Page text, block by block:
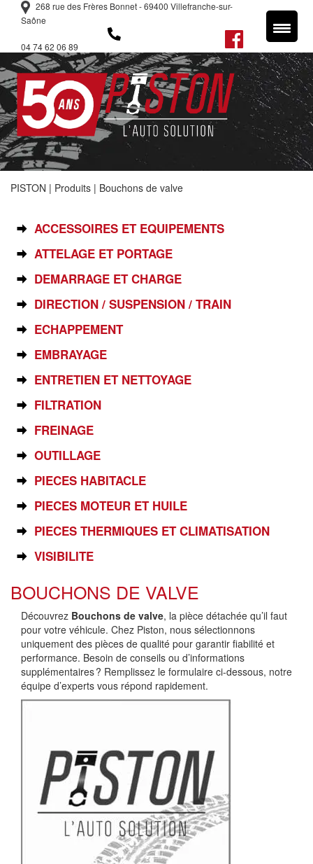
268 rue des Frères Bonnet - 69400 Villefranche-sur-
Saône
04 74 62 06 89
PISTON | Produits | Bouchons de valve
ACCESSOIRES ET EQUIPEMENTS
ATTELAGE ET PORTAGE
DEMARRAGE ET CHARGE
DIRECTION / SUSPENSION / TRAIN
ECHAPPEMENT
EMBRAYAGE
ENTRETIEN ET NETTOYAGE
FILTRATION
FREINAGE
OUTILLAGE
PIECES HABITACLE
PIECES MOTEUR ET HUILE
PIECES THERMIQUES ET CLIMATISATION
VISIBILITE
BOUCHONS DE VALVE
Découvrez Bouchons de valve, la pièce détachée qu’il faut
pour votre véhicule. Chez Piston, nous sélectionnons
uniquement des pièces de qualité pour garantir fiabilité et
performance. Besoin de conseils ou d’informations
supplémentaires ? Remplissez le formulaire ci-dessous, notre
équipe d’experts vous répond rapidement.